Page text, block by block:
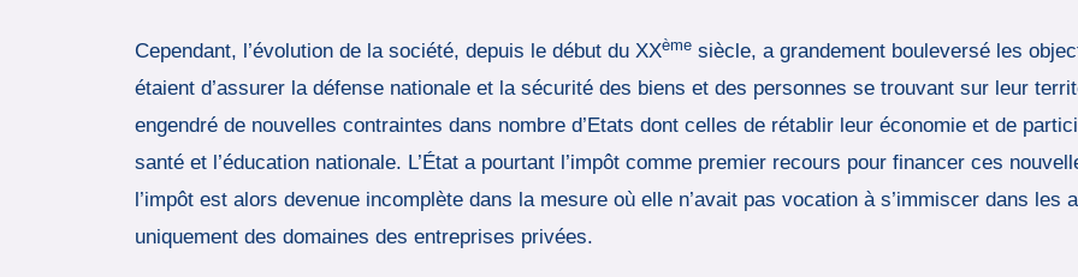
Cependant, l’évolution de la société, depuis le début du XXème siècle, a grandement bouleversé les
étaient d’assurer la défense nationale et la sécurité des biens et des personnes se trouvant sur leur
engendré de nouvelles contraintes dans nombre d’Etats dont celles de rétablir leur économie et de
santé et l’éducation nationale. L’État a pourtant l’impôt comme premier recours pour financer ces
l’impôt est alors devenue incomplète dans la mesure où elle n’avait pas vocation à s’immiscer dans les
uniquement des domaines des entreprises privées.